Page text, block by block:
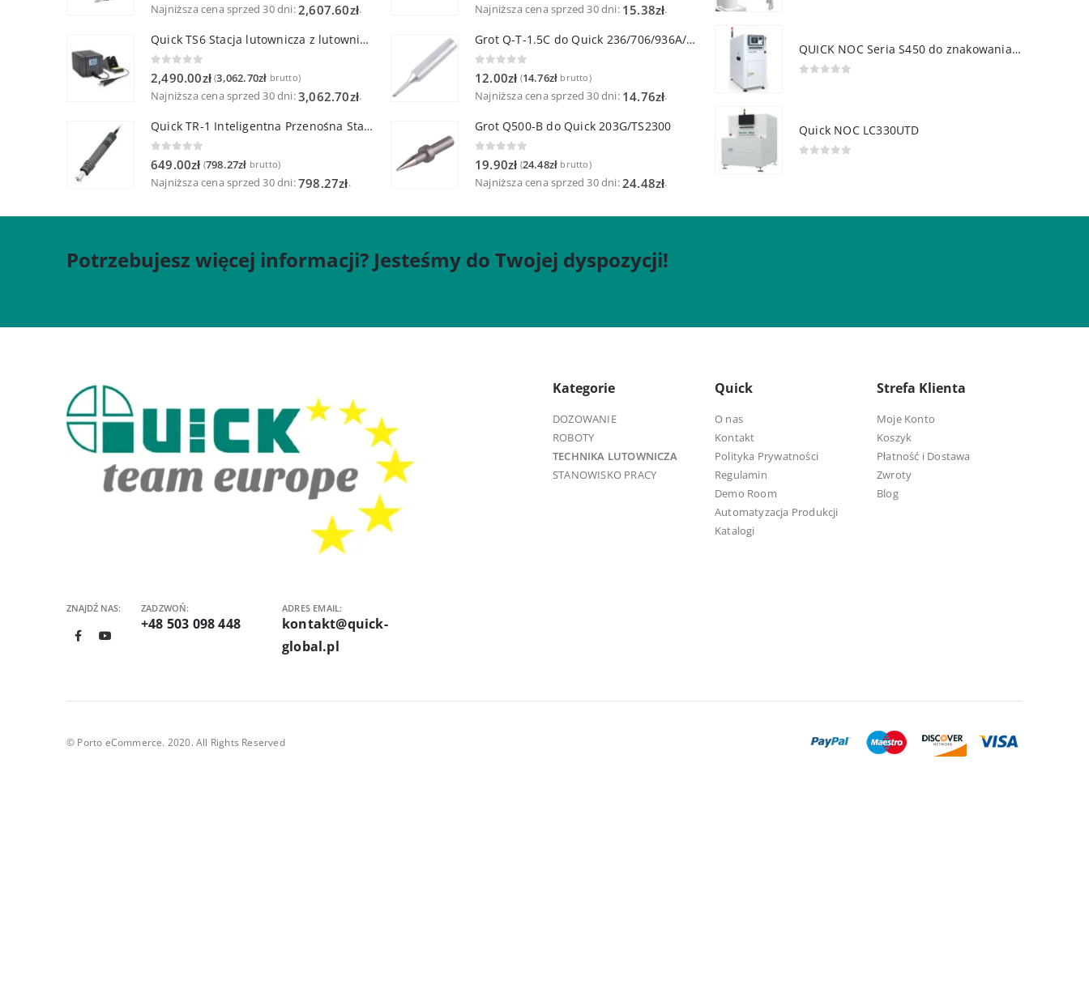
Najniższa cena sprzed 30 dni:2,607.60zł.
Quick TS6 Stacja lutownicza z lutownicą pincetową 60W
2,490.00zł (3,062.70zł brutto)
Najniższa cena sprzed 30 dni:3,062.70zł.
Quick TR-1 Inteligentna Przenośna Stacja Hot-Air
0 out of 5
649.00zł (798.27zł brutto)
Najniższa cena sprzed 30 dni:798.27zł.
Najniższa cena sprzed 30 dni: 15.38zł.
Grot Q-T-1.5C do Quick 236/706/936A/3104/3102/TS1100
12.00zł (14.76zł brutto)
Najniższa cena sprzed 30 dni: 14.76zł.
Grot Q500-B do Quick 203G/TS2300
0 out of 5
19.90zł (24.48zł brutto)
Najniższa cena sprzed 30 dni:24.48zł.
QUICK NOC Seria S450 do znakowania PCB
Quick NOC LC330UTD
Potrzebujesz więcej informacji? Jesteśmy do Twojej dyspozycji!
ZNAJDŹ NAS: ZADZWOŃ:
+48 503 098 448
ADRES EMAIL:
kontakt@quick-
global.pl
Kategorie
DOZOWANIE
ROBOTY
TECHNIKA LUTOWNICZA
STANOWISKO PRACY
Quick
O nas
Kontakt
Polityka Prywatności
Regulamin
Demo Room
Automatyzacja Produkcji
Katalogi
Strefa Klienta
Moje Konto
Koszyk
Płatność i Dostawa
Zwroty
Blog
© Porto eCommerce. 2020. All Rights Reserved